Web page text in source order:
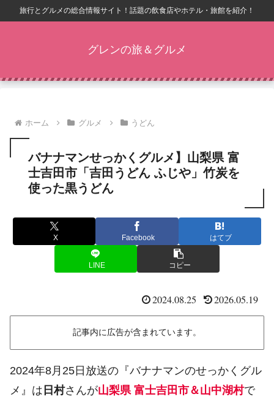
旅行とグルメの総合情報サイト！話題の飲食店やホテル・旅館を紹介！
グレンの旅＆グルメ
ホーム グルメ うどん
バナナマンせっかくグルメ】山梨県 富
士吉田市「吉田うどん ふじや」竹炭を
使った黒うどん
X Facebook はてブ
LINE コピー
2024.08.25 2026.05.19
記事内に広告が含まれています。
2024年8月25日放送の『バナナマンのせっかくグル
メ』は 日村さんが山梨県 富士吉田市＆山中湖村で